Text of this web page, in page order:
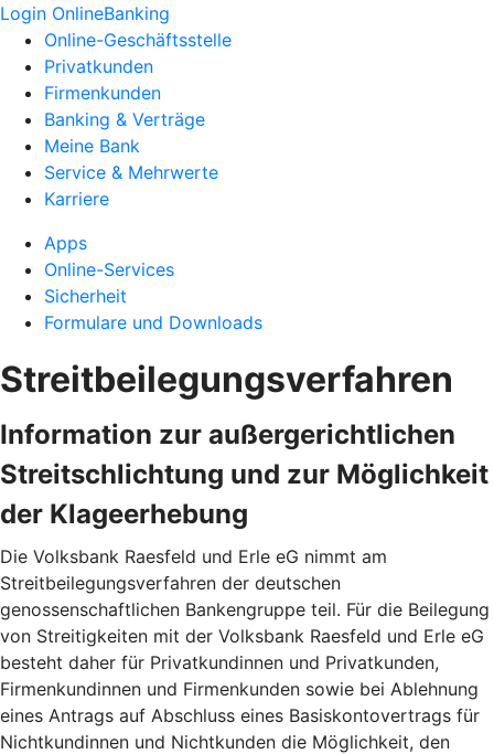
Login OnlineBanking
Online-Geschäftsstelle
Privatkunden
Firmenkunden
Banking & Verträge
Meine Bank
Service & Mehrwerte
Karriere
Apps
Online-Services
Sicherheit
Formulare und Downloads
Streitbeilegungsverfahren
Information zur außergerichtlichen
Streitschlichtung und zur Möglichkeit
der Klageerhebung
Die Volksbank Raesfeld und Erle eG nimmt am
Streitbeilegungsverfahren der deutschen
genossenschaftlichen Bankengruppe teil. Für die Beilegung
von Streitigkeiten mit der Volksbank Raesfeld und Erle eG
besteht daher für Privatkundinnen und Privatkunden,
Firmenkundinnen und Firmenkunden sowie bei Ablehnung
eines Antrags auf Abschluss eines Basiskontovertrags für
Nichtkundinnen und Nichtkunden die Möglichkeit, den